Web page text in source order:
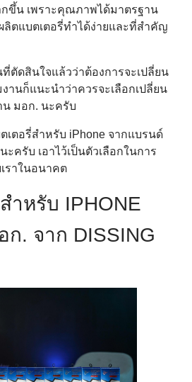
ขึ้น เพราะคุณภาพได้มาตรฐาน
ลิตแบตเตอรี่ทำได้ง่ายและที่สำคัญ
ตัดสินใจแล้วว่าต้องการจะเปลี่ยน
านก็แนะนำว่าควรจะเลือกเปลี่ยน
น มอก. นะครับ
เตอรี่สำหรับ iPhone จากแบรนด์
ครับ เอาไว้เป็นตัวเลือกในการ
ราในอนาคต
ำหรับ IPHONE
. จาก DISSING